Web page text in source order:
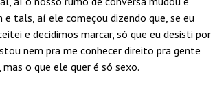
tals, aí ele começou dizendo que, se eu
e decidimos marcar, só que eu desisti por
nem pra me conhecer direito pra gente
o que ele quer é só sexo.